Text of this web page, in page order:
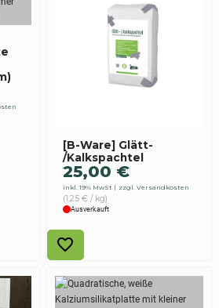
[B-Ware] Glätt-
/Kalkspachtel
25,00 €
inkl. 19% MwSt zzgl. Versandkosten
(1,25 € / kg)
Ausverkauft